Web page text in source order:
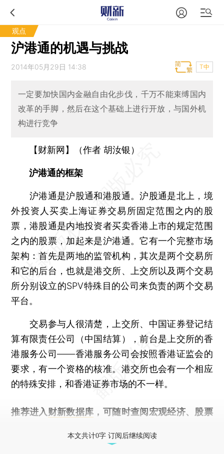
观点
沪港通的机遇与挑战
2014年05月29日 14:38 T中
一定要加快国内金融自由化步伐，千万不能束缚国内
改革的手脚，然后在这个基础上进行开放，与国外机
构进行竞争
【财新网】（作者 胡汝银）
沪港通的框架
沪港通是沪股通和港股通。沪股通是北上，境
外投资人买卖上海证券交易所固定范围之内的股
票，港股通是内地投资者买卖香港上市的规定范围
之内的股票，加起来是沪港通。它有一个完整市场
架构：首先是两地的监管机构，其次是两个交易所
和它的后台，也就是港交所、上交所以及两个交易
所分别设立的SPV特殊目的公司来负责的两个交易
平台。
交易参与人很清楚，上交所、中国证券登记结
算有限责任公司（中国结算），前台是上交所的香
港服务公司——香港服务公司会按照香港证监会的
要求，有一个资格的核准。港交所也会有一个相应
的特殊安排，和香港证券市场的不一样。
推荐进入 财新数据库 ，可随时查阅宏观经济、股票
本文共计0字 订阅后继续阅读